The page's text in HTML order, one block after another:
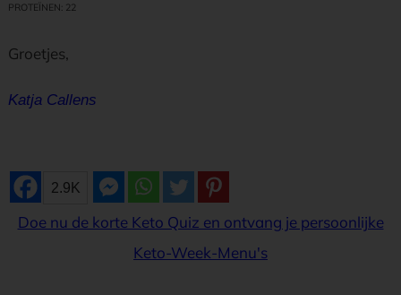
PROTEÏNEN: 22
Groetjes,
Katja Callens
2.9K
Doe nu de korte Keto Quiz en ontvang je persoonlijke
Keto-Week-Menu's